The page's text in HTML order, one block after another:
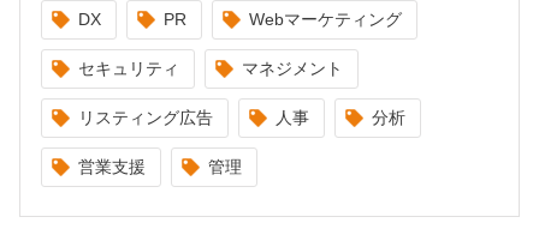
DX PR Webマーケティング
セキュリティ マネジメント
リスティング広告 人事 分析
営業支援 管理